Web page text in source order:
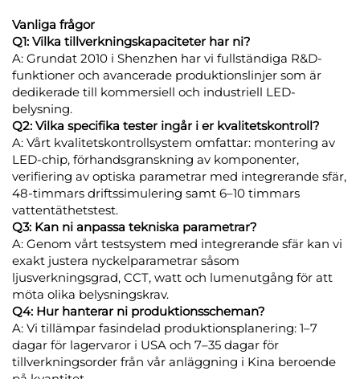
Vanliga frågor
Q1: Vilka tillverkningskapaciteter har ni?
A: Grundat 2010 i Shenzhen har vi fullständiga R&D-
funktioner och avancerade produktionslinjer som är
dedikerade till kommersiell och industriell LED-
belysning.
Q2: Vilka specifika tester ingår i er kvalitetskontroll?
A: Vårt kvalitetskontrollsystem omfattar: montering av
LED-chip, förhandsgranskning av komponenter,
verifiering av optiska parametrar med integrerande sfär,
48-timmars driftssimulering samt 6–10 timmars
vattentäthetstest.
Q3: Kan ni anpassa tekniska parametrar?
A: Genom vårt testsystem med integrerande sfär kan vi
exakt justera nyckelparametrar såsom
ljusverkningsgrad, CCT, watt och lumenutgång för att
möta olika belysningskrav.
Q4: Hur hanterar ni produktionsscheman?
A: Vi tillämpar fasindelad produktionsplanering: 1–7
dagar för lagervaror i USA och 7–35 dagar för
tillverkningsorder från vår anläggning i Kina beroende